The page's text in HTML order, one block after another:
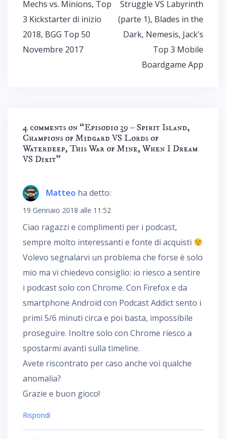
Mechs vs. Minions, Top
3 Kickstarter di inizio
2018, BGG Top 50
Novembre 2017
Struggle VS Labyrinth
(parte 1), Blades in the
Dark, Nemesis, Jack’s
Top 3 Mobile
Boardgame App
4 comments on “Episodio 39 – Spirit Island,
Champions of Midgard VS Lords of
Waterdeep, This War of Mine, When I Dream
VS Dixit”
Matteo ha detto:
19 Gennaio 2018 alle 11:52
Ciao ragazzi e complimenti per i podcast,
sempre molto interessanti e fonte di acquisti
Volevo segnalarvi un problema che forse è solo
mio ma vi chiedevo consiglio: io riesco a sentire
i podcast solo con Chrome. Con Firefox e da
smartphone Android con Podcast Addict sento i
primi 5/6 minuti circa e poi basta, impossibile
proseguire. Inoltre solo con Chrome riesco a
spostarmi avanti sulla timeline.
Avete riscontrato per caso anche voi qualche
anomalia?
Grazie e buon gioco!
Rispondi